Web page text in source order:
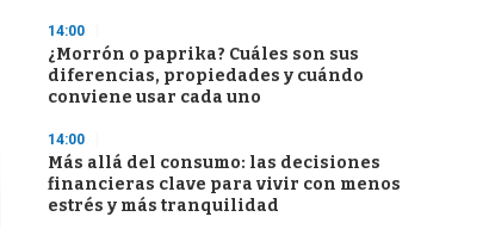
14:00
¿Morrón o paprika? Cuáles son sus
diferencias, propiedades y cuándo
conviene usar cada uno
14:00
Más allá del consumo: las decisiones
financieras clave para vivir con menos
estrés y más tranquilidad